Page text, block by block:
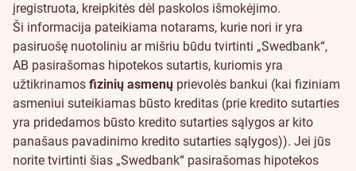
įregistruota, kreipkitės dėl paskolos išmokėjimo.
Ši informacija pateikiama notarams, kurie nori ir yra
pasiruošę nuotoliniu ar mišriu būdu tvirtinti „Swedbank“,
AB pasirašomas hipotekos sutartis, kuriomis yra
užtikrinamos fizinių asmenų prievolės bankui (kai fiziniam
asmeniui suteikiamas būsto kreditas (prie kredito sutarties
yra pridedamos būsto kredito sutarties sąlygos ar kito
panašaus pavadinimo kredito sutarties sąlygos)). Jei jūs
norite tvirtinti šias „Swedbank“ pasirašomas hipotekos